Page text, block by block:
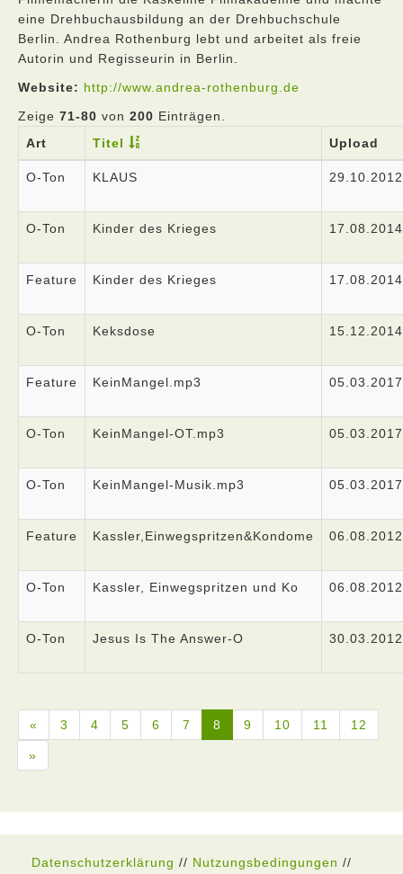
eine Drehbuchausbildung an der Drehbuchschule
Berlin. Andrea Rothenburg lebt und arbeitet als freie
Autorin und Regisseurin in Berlin.
Website: http://www.andrea-rothenburg.de
Zeige 71-80 von 200 Einträgen.
Art
Titel Upload
O-Ton KLAUS 29.10.2012
O-Ton Kinder des Krieges 17.08.2014
Feature Kinder des Krieges 17.08.2014
O-Ton Keksdose 15.12.2014
Feature KeinMangel.mp3 05.03.2017
O-Ton KeinMangel-OT.mp3 05.03.2017
O-Ton KeinMangel-Musik.mp3 05.03.2017
Feature Kassler,Einwegspritzen&Kondome 06.08.2012
O-Ton Kassler, Einwegspritzen und Ko 06.08.2012
O-Ton Jesus Is The Answer-O 30.03.2012
« 3 4 5 6 7 8 9 10 11 12
»
Datenschutzerklärung // Nutzungsbedingungen //